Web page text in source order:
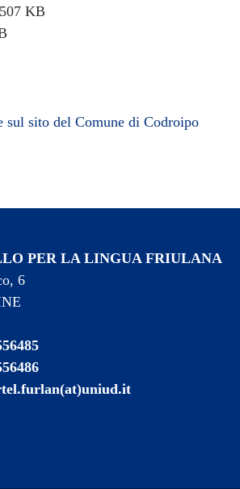
507 KB
sul sito del Comune di Codroipo
PER LA LINGUA FRIULANA
6